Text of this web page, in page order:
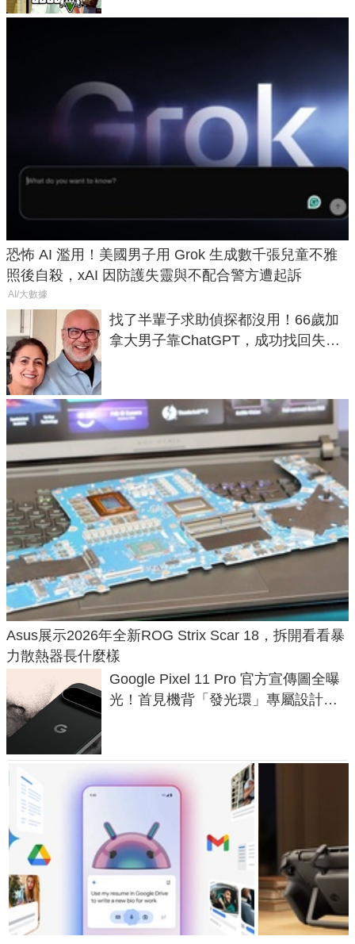
恐怖 AI 濫用！美國男子用 Grok 生成數千張兒童不雅
照後自殺，xAI 因防護失靈與不配合警方遭起訴
AI/大數據
找了半輩子求助偵探都沒用！66歲加
拿大男子靠ChatGPT，成功找回失散
Asus展示2026年全新ROG Strix Scar 18，拆開看看暴
力散熱器長什麼樣
Google Pixel 11 Pro 官方宣傳圖全曝
光！首見機背「發光環」專屬設計、